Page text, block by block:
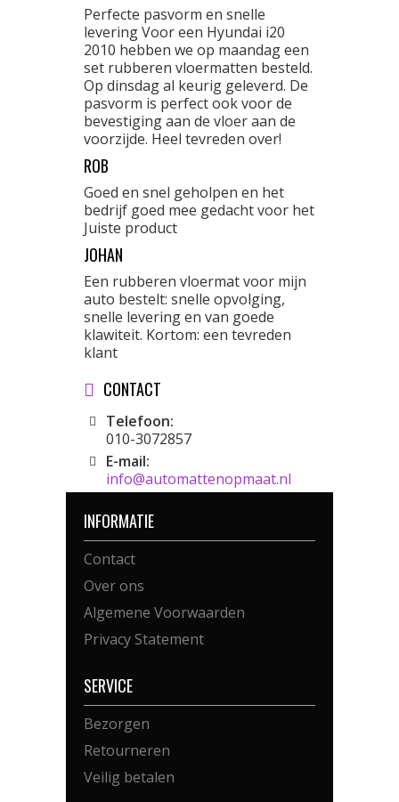
Perfecte pasvorm en snelle
levering Voor een Hyundai i20
2010 hebben we op maandag een
set rubberen vloermatten besteld.
Op dinsdag al keurig geleverd. De
pasvorm is perfect ook voor de
bevestiging aan de vloer aan de
voorzijde. Heel tevreden over!
ROB
Goed en snel geholpen en het
bedrijf goed mee gedacht voor het
Juiste product
JOHAN
Een rubberen vloermat voor mijn
auto bestelt: snelle opvolging,
snelle levering en van goede
klawiteit. Kortom: een tevreden
klant
CONTACT
Telefoon:
010-3072857
E-mail:
info@automattenopmaat.nl
INFORMATIE
Contact
Over ons
Algemene Voorwaarden
Privacy Statement
SERVICE
Bezorgen
Retourneren
Veilig betalen